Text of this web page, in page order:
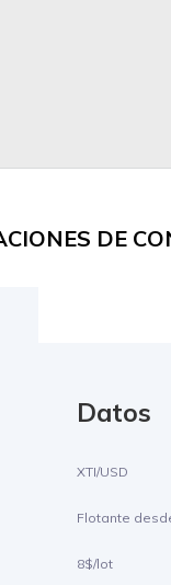
DE
Datos
XTI/USD
Flotante
8$/lot